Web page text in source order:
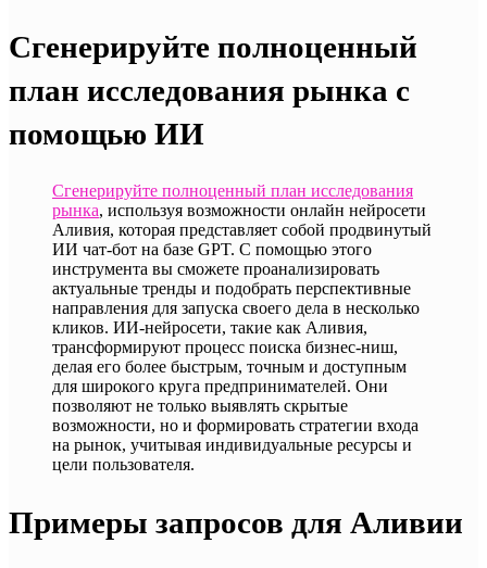
Сгенерируйте полноценный
план исследования рынка с
помощью ИИ
Сгенерируйте полноценный план исследования
рынка, используя возможности онлайн нейросети
Аливия, которая представляет собой продвинутый
ИИ чат-бот на базе GPT. С помощью этого
инструмента вы сможете проанализировать
актуальные тренды и подобрать перспективные
направления для запуска своего дела в несколько
кликов. ИИ-нейросети, такие как Аливия,
трансформируют процесс поиска бизнес-ниш,
делая его более быстрым, точным и доступным
для широкого круга предпринимателей. Они
позволяют не только выявлять скрытые
возможности, но и формировать стратегии входа
на рынок, учитывая индивидуальные ресурсы и
цели пользователя.
Примеры запросов для Аливии